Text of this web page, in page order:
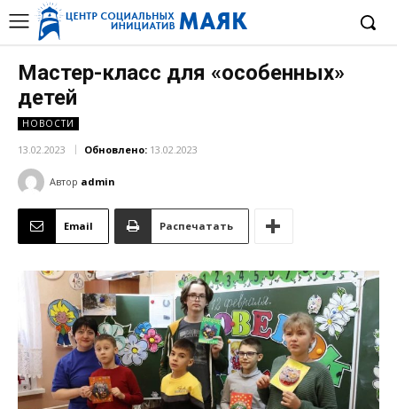
Мастер-класс для «особенных»
детей
НОВОСТИ
13.02.2023 Обновлено: 13.02.2023
Автор admin
Email Распечатать